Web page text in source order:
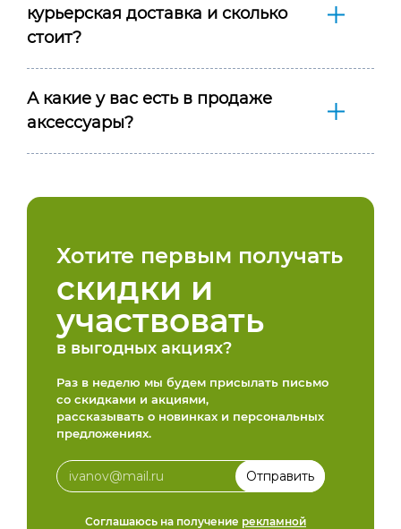
курьерская доставка и сколько
стоит?
А какие у вас есть в продаже
аксессуары?
Хотите первым получать
скидки и
участвовать
в выгодных акциях?
Раз в неделю мы будем присылать письмо
со скидками и акциями,
рассказывать о новинках и персональных
предложениях.
Соглашаюсь на получение рекламной